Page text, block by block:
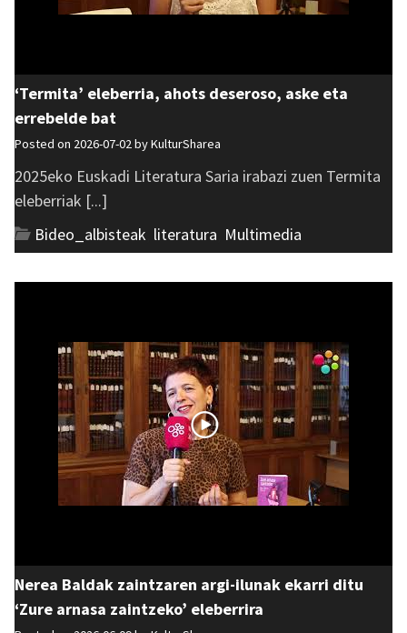
‘Termita’ eleberria, ahots deseroso, aske eta
errebelde bat
Posted on 2026-07-02 byKulturSharea
2025eko Euskadi Literatura Saria irabazi zuen Termita
eleberriak [...]
Bideo_albisteak literatura Multimedia
Nerea Baldak zaintzaren argi-ilunak ekarri ditu
‘Zure arnasa zaintzeko’ eleberrira